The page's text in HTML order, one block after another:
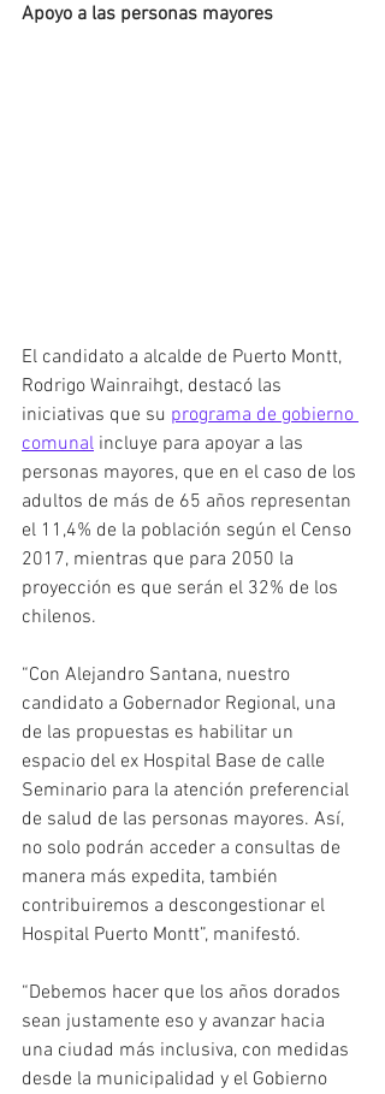
Apoyo a las personas mayores
El candidato a alcalde de Puerto Montt,
Rodrigo Wainraihgt, destacó las
iniciativas que su programa de gobierno
comunal incluye para apoyar a las
personas mayores, que en el caso de los
adultos de más de 65 años representan
el 11,4% de la población según el Censo
2017, mientras que para 2050 la
proyección es que serán el 32% de los
chilenos.
“Con Alejandro Santana, nuestro
candidato a Gobernador Regional, una
de las propuestas es habilitar un
espacio del ex Hospital Base de calle
Seminario para la atención preferencial
de salud de las personas mayores. Así,
no solo podrán acceder a consultas de
manera más expedita, también
contribuiremos a descongestionar el
Hospital Puerto Montt”, manifestó.
“Debemos hacer que los años dorados
sean justamente eso y avanzar hacia
una ciudad más inclusiva, con medidas
desde la municipalidad y el Gobierno